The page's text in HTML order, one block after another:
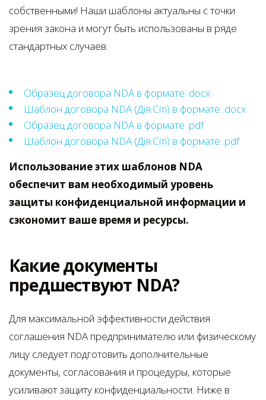
собственными! Наши шаблоны актуальны с точки
зрения закона и могут быть использованы в ряде
стандартных случаев.
Образец договора NDA в формате .docx
Шаблон договора NDA (Дія.Сіті) в формате .docx
Образец договора NDA в формате .pdf
Шаблон договора NDA (Дія.Сіті) в формате .pdf
Использование этих шаблонов NDA
обеспечит вам необходимый уровень
защиты конфиденциальной информации и
сэкономит ваше время и ресурсы.
Какие документы
предшествуют NDA?
Для максимальной эффективности действия
соглашения NDA предпринимателю или физическому
лицу следует подготовить дополнительные
документы, согласования и процедуры, которые
усиливают защиту конфиденциальности. Ниже в